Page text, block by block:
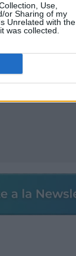
Use,
or Sharing of my
Unrelated with the
was collected.